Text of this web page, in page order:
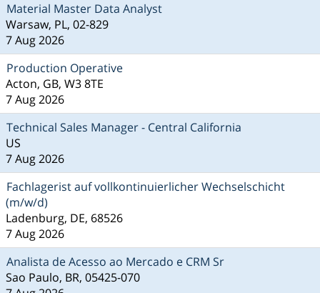
Material Master Data Analyst
Warsaw, PL, 02-829
7 Aug 2026
Production Operative
Acton, GB, W3 8TE
7 Aug 2026
Technical Sales Manager - Central California
US
7 Aug 2026
Fachlagerist auf vollkontinuierlicher Wechselschicht
(m/w/d)
Ladenburg, DE, 68526
7 Aug 2026
Analista de Acesso ao Mercado e CRM Sr
Sao Paulo, BR, 05425-070